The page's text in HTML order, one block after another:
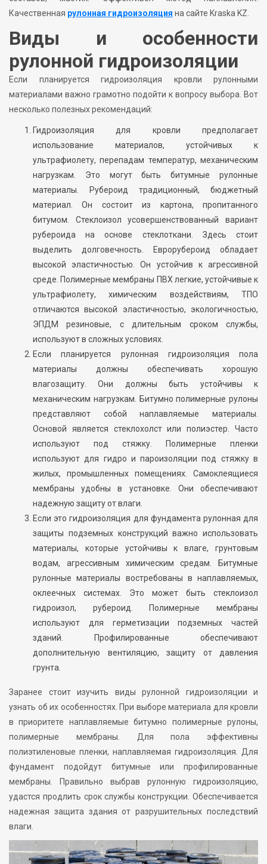
Качественная рулонная гидроизоляция на сайте Kraska KZ.
Виды и особенности
рулонной гидроизоляции
Если планируется гидроизоляция кровли рулонными
материалами важно грамотно подойти к вопросу выбора. Вот
несколько полезных рекомендаций:
Гидроизоляция для кровли предполагает
использование материалов, устойчивых к
ультрафиолету, перепадам температур, механическим
нагрузкам. Это могут быть битумные рулонные
материалы. Рубероид традиционный, бюджетный
материал. Он состоит из картона, пропитанного
битумом. Стеклоизол усовершенствованный вариант
рубероида на основе стеклоткани. Здесь стоит
выделить долговечность. Еврорубероид обладает
высокой эластичностью. Он устойчив к агрессивной
среде. Полимерные мембраны ПВХ легкие, устойчивые к
ультрафиолету, химическим воздействиям, ТПО
отличаются высокой эластичностью, экологичностью,
ЭПДМ резиновые, с длительным сроком службы,
используют в сложных условиях.
Если планируется рулонная гидроизоляция пола
материалы должны обеспечивать хорошую
влагозащиту. Они должны быть устойчивы к
механическим нагрузкам. Битумно полимерные рулоны
представляют собой наплавляемые материалы.
Основой является стеклохолст или полиэстер. Часто
используют под стяжку. Полимерные пленки
используют для гидро и пароизоляции под стяжку в
жилых, промышленных помещениях. Самоклеящиеся
мембраны удобны в установке. Они обеспечивают
надежную защиту от влаги.
Если это гидроизоляция для фундамента рулонная для
защиты подземных конструкций важно использовать
материалы, которые устойчивы к влаге, грунтовым
водам, агрессивным химическим средам. Битумные
рулонные материалы востребованы в наплавляемых,
оклеечных системах. Это может быть стеклоизол
гидроизол, рубероид. Полимерные мембраны
используют для герметизации подземных частей
зданий. Профилированные обеспечивают
дополнительную вентиляцию, защиту от давления
грунта.
Заранее стоит изучить виды рулонной гидроизоляции и
узнать об их особенностях. При выборе материала для кровли
в приоритете наплавляемые битумно полимерные рулоны,
полимерные мембраны. Для пола эффективны
полиэтиленовые пленки, наплавляемая гидроизоляция. Для
фундамент подойдут битумные или профилированные
мембраны. Правильно выбрав рулонную гидроизоляцию,
удастся продлить срок службы конструкции. Обеспечивается
надежная защита здания от разрушительных последствий
влаги.